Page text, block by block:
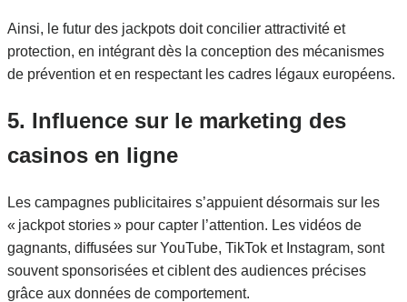
Ainsi, le futur des jackpots doit concilier attractivité et
protection, en intégrant dès la conception des mécanismes
de prévention et en respectant les cadres légaux européens.
5. Influence sur le marketing des
casinos en ligne
Les campagnes publicitaires s’appuient désormais sur les
« jackpot stories » pour capter l’attention. Les vidéos de
gagnants, diffusées sur YouTube, TikTok et Instagram, sont
souvent sponsorisées et ciblent des audiences précises
grâce aux données de comportement.